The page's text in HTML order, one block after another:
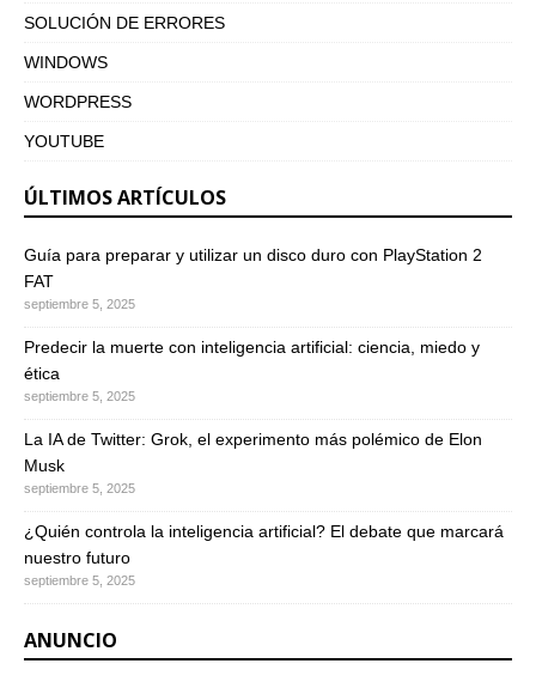
SOLUCIÓN DE ERRORES
WINDOWS
WORDPRESS
YOUTUBE
ÚLTIMOS ARTÍCULOS
Guía para preparar y utilizar un disco duro con PlayStation 2
FAT
septiembre 5, 2025
Predecir la muerte con inteligencia artificial: ciencia, miedo y
ética
septiembre 5, 2025
La IA de Twitter: Grok, el experimento más polémico de Elon
Musk
septiembre 5, 2025
¿Quién controla la inteligencia artificial? El debate que marcará
nuestro futuro
septiembre 5, 2025
ANUNCIO